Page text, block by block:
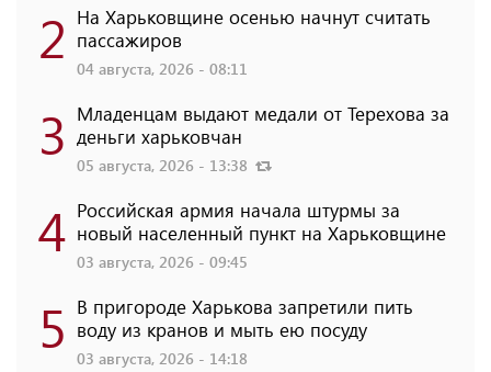
2 На Харьковщине осенью начнут считать
пассажиров
04 августа, 2026 - 08:11
3 Младенцам выдают медали от Терехова за
деньги харьковчан
05 августа, 2026 - 13:38
4 Российская армия начала штурмы за
новый населенный пункт на Харьковщине
03 августа, 2026 - 09:45
5 В пригороде Харькова запретили пить
воду из кранов и мыть ею посуду
03 августа, 2026 - 14:18